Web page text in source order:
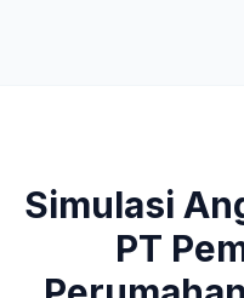
Simulasi
PT